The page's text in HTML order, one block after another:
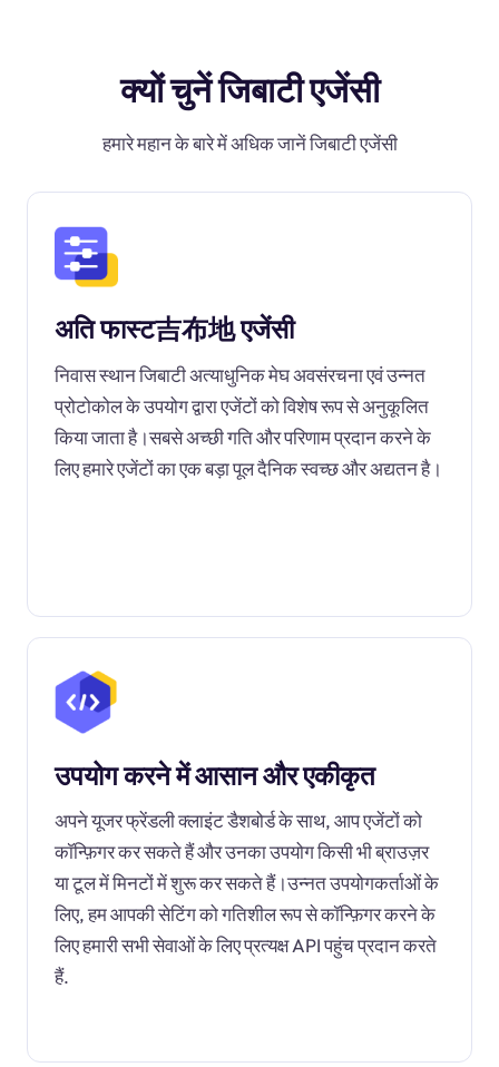
क्यों चुनें जिबाटी एजेंसी
हमारे महान के बारे में अधिक जानें जिबाटी एजेंसी
अति फास्ट吉布地 एजेंसी
निवास स्थान जिबाटी अत्याधुनिक मेघ अवसंरचना एवं उन्नत
प्रोटोकोल के उपयोग द्वारा एजेंटों को विशेष रूप से अनुकूलित
किया जाता है।सबसे अच्छी गति और परिणाम प्रदान करने के
लिए हमारे एजेंटों का एक बड़ा पूल दैनिक स्वच्छ और अद्यतन है।
उपयोग करने में आसान और एकीकृत
अपने यूजर फ्रेंडली क्लाइंट डैशबोर्ड के साथ, आप एजेंटों को
कॉन्फ़िगर कर सकते हैं और उनका उपयोग किसी भी ब्राउज़र
या टूल में मिनटों में शुरू कर सकते हैं।उन्नत उपयोगकर्ताओं के
लिए, हम आपकी सेटिंग को गतिशील रूप से कॉन्फ़िगर करने के
लिए हमारी सभी सेवाओं के लिए प्रत्यक्ष API पहुंच प्रदान करते
हैं.